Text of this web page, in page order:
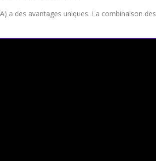
a des avantages uniques. La combinaison des